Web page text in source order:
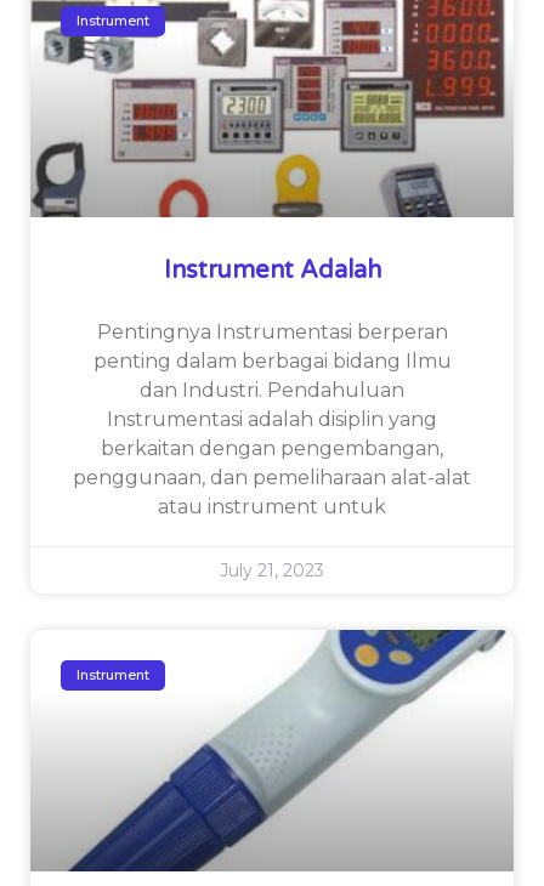
Instrument
Instrument Adalah
Pentingnya Instrumentasi berperan
penting dalam berbagai bidang Ilmu
dan Industri. Pendahuluan
Instrumentasi adalah disiplin yang
berkaitan dengan pengembangan,
penggunaan, dan pemeliharaan alat-alat
atau instrument untuk
July 21, 2023
Instrument